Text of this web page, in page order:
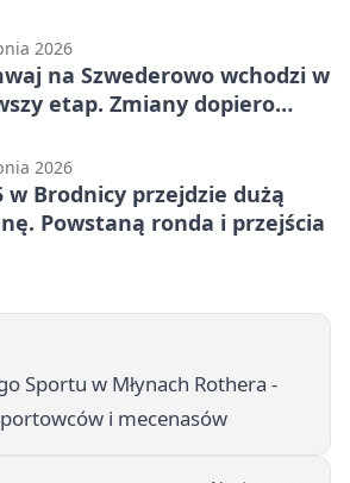
2026
na Szwederowo wchodzi w
etap. Zmiany dopiero
2026
w Brodnicy przejdzie dużą
Powstaną ronda i przejścia
Sportu w Młynach Rothera -
i mecenasów